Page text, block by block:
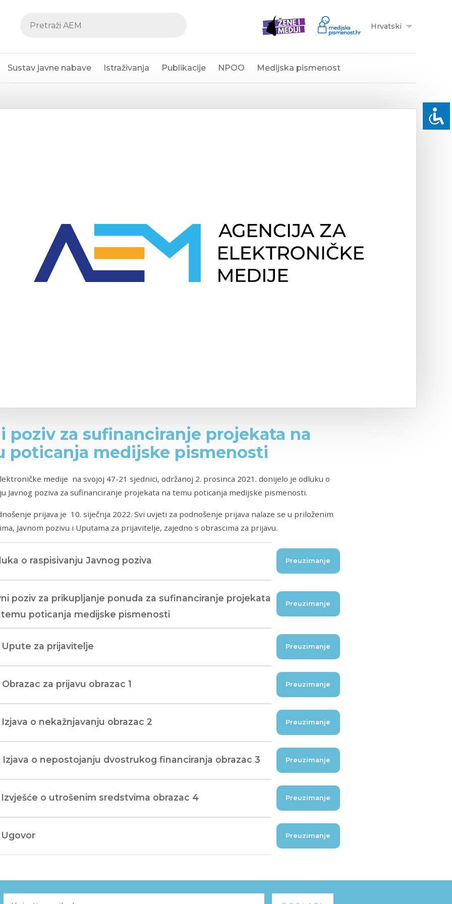
Hrvatski
Sustav javne nabave Istraživanja Publikacije NPOO Medijska pismenost
poziv za sufinanciranje projekata na
poticanja medijske pismenosti
medije na svojoj 47-21 sjednici, održanoj 2. prosinca 2021. donijelo je odluku o
Javnog poziva za sufinanciranje projekata na temu poticanja medijske pismenosti.
prijava je 10. siječnja 2022. Svi uvjeti za podnošenje prijava nalaze se u priloženim
Javnom pozivu i Uputama za prijavitelje, zajedno s obrascima za prijavu.
o raspisivanju Javnog poziva Preuzimanje
poziv za prikupljanje ponuda za sufinanciranje projekata
poticanja medijske pismenosti
Preuzimanje
Upute za prijavitelje Preuzimanje
Obrazac za prijavu obrazac 1 Preuzimanje
Izjava o nekažnjavanju obrazac 2 Preuzimanje
Izjava o nepostojanju dvostrukog financiranja obrazac 3 Preuzimanje
Izvješće o utrošenim sredstvima obrazac 4 Preuzimanje
Ugovor Preuzimanje